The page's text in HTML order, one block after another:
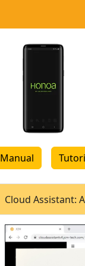
Manual
Cloud Assistant: